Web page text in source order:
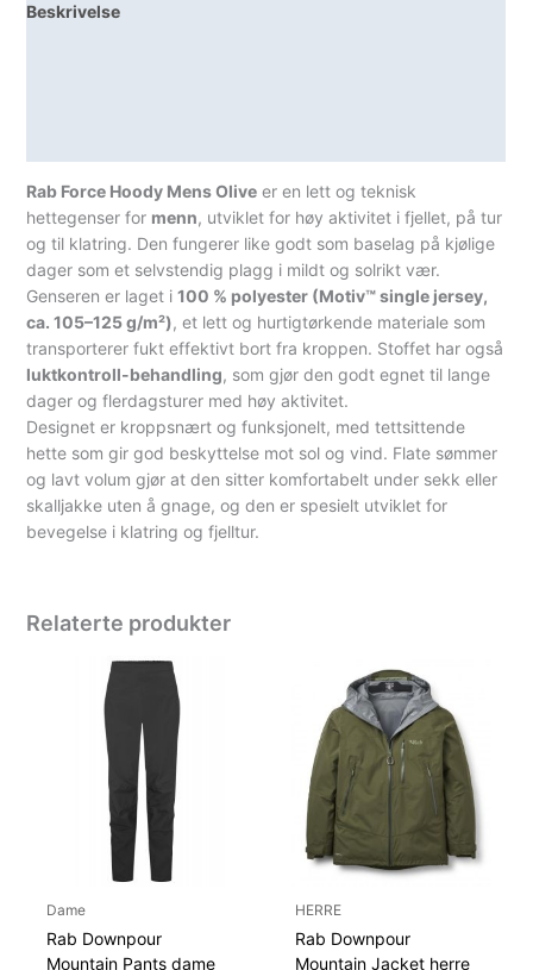
Beskrivelse
Rab Force Hoody Mens Olive er en lett og teknisk
hettegenser for menn, utviklet for høy aktivitet i fjellet, på tur
og til klatring. Den fungerer like godt som baselag på kjølige
dager som et selvstendig plagg i mildt og solrikt vær.
Genseren er laget i100 % polyester (Motiv™ single jersey,
ca. 105–125 g/m²), et lett og hurtigtørkende materiale som
transporterer fukt effektivt bort fra kroppen. Stoffet har også
luktkontroll-behandling, som gjør den godt egnet til lange
dager og flerdagsturer med høy aktivitet.
Designet er kroppsnært og funksjonelt, med tettsittende
hette som gir god beskyttelse mot sol og vind. Flate sømmer
og lavt volum gjør at den sitter komfortabelt under sekk eller
skalljakke uten å gnage, og den er spesielt utviklet for
bevegelse i klatring og fjelltur.
Relaterte produkter
Dame
Rab Downpour
Mountain Pants dame
HERRE
Rab Downpour
Mountain Jacket herre